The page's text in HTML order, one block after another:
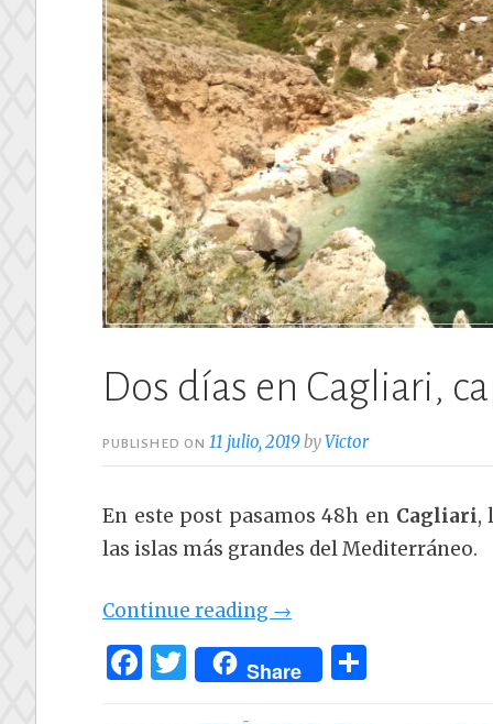
Dos días en Cagliari,
PUBLISHED ON11 julio, 2019byVictor
En este post pasamos 48h en Cagliari,
las islas más grandes del Mediterráneo.
Continue reading «Dos
días
en
→
F
T
w
Share